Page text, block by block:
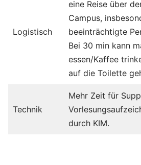
Logistisch
eine Reise über
Campus,
beeinträchtigte
Bei 30 min kann
essen/Kaffee
auf die Toilette
Technik
Mehr Zeit für
durch KIM.